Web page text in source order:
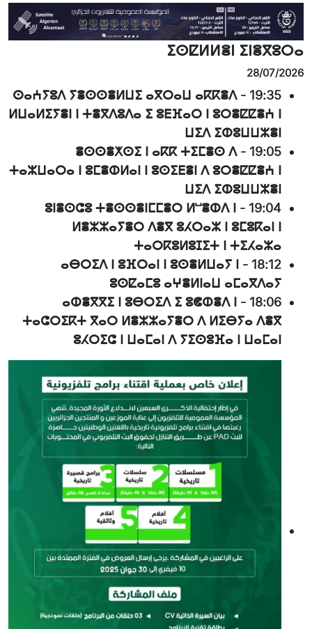
ⵉⵙⵇⵍⵍⴻⵏ ⵉⵏⴻⴳⵓⵔⴰ
28/07/2026
19:35
-
ⵙⴰⵄⵢⵓⴷ ⵢⴻⵙⵙⴻⵍⵡⵉ ⴰⴳⵔⴰⵡ ⴰⴽⴽⴻⴷ
ⵍⵡⴰⵍⵉⵢⴻⵏ ⵏ ⵜⴻⴳⴷⵓⴷⴰ ⵉ ⵓⴹⴼⴰⵔ ⵏ ⵓⵔⴻⵇⵇⴻⵄ ⵏ
ⵡⵉⴷ ⵉⵀⵓⵡⵡⵣⴻⵏ
19:05
-
ⴻⵙⵙⴻⵅⵙⵉ ⵏ ⴰⴽⴽ ⵜⵉⵎⴻⵙ ⴷ
ⵜⴰⵣⵡⴰⵔⴰ ⵏ ⵓⵎⴻⵀⵍⴰⵏ ⵏ ⵓⵙⵉⴹⴻⵏ ⴷ ⵓⵔⴻⵇⵇⴻⵄ ⵏ
ⵡⵉⴷ ⵉⵀⵓⵡⵡⵣⴻⵏ
19:04
-
ⵓⵏⴻⵙⵛⵓ ⵜⴻⵙⵙⴻⵏⵎⵎⴻⵔ ⵍⵯⴻⵀⴷ ⵏ
ⵍⴻⵣⵣⴰⵢⴻⵔ ⴷⴻⴳ ⵓⵃⵔⴰⵣ ⵏ ⵓⵎⵓⴽⴰⵏ ⵏ
ⵜⴰⵔⴽⵓⵍⵓⵊⵉⵜ ⵏ ⵜⵉⵃⴰⵣⴰ
18:12
-
ⴰⴱⵔⵉⴷ ⵏ ⵓⴼⵔⴰⵏ ⵏ ⵓⵙⴻⵍⵡⴰⵢ ⵏ
ⵓⵙⵇⴰⵎⵓ ⴰⵖⴻⵍⵏⴰⵡ ⴰⵎⴰⴳⴷⴰⵢ
18:06
-
ⴰⵀⴻⴳⴳⵉ ⵏ ⵓⴱⵔⵉⴷ ⵉ ⵓⵞⵀⴻⴷ ⵏ
ⵜⴰⵛⵔⵉⴽⵜ ⴳⴰⵔ ⵍⴻⵣⵣⴰⵢⴻⵔ ⴷ ⵍⵉⴱⵢⴰ ⴷⴻⴳ
ⵓⵃⵔⵉⵛ ⵏ ⵡⴰⵎⴰⵏ ⴷ ⵢⵉⵙⵓⴼⴰ ⵏ ⵡⴰⵎⴰⵏ